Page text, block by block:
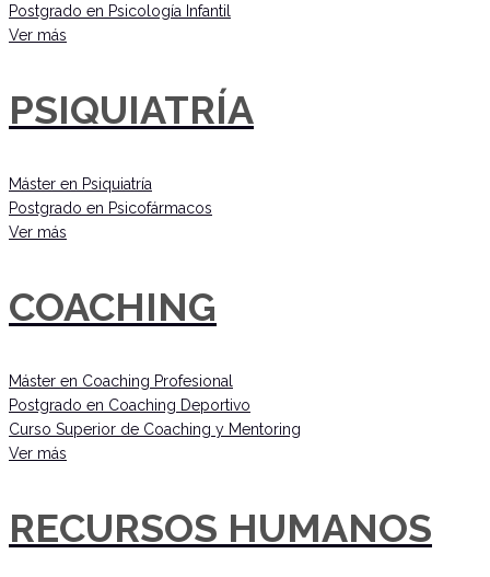
Postgrado en Psicología Infantil
Ver más
PSIQUIATRÍA
Máster en Psiquiatría
Postgrado en Psicofármacos
Ver más
COACHING
Máster en Coaching Profesional
Postgrado en Coaching Deportivo
Curso Superior de Coaching y Mentoring
Ver más
RECURSOS HUMANOS